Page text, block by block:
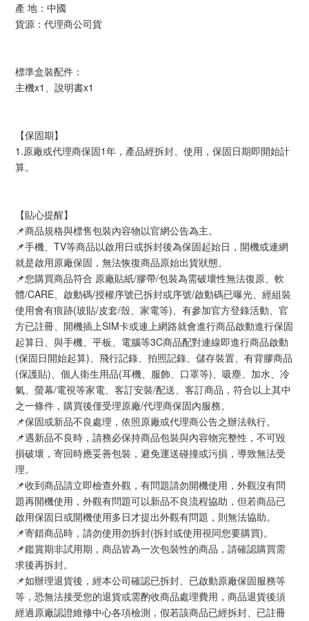
產 地：中國
貨源：代理商公司貨
標準盒裝配件：
主機x1、說明書x1
【保固期】
1.原廠或代理商保固1年，產品經拆封、使用，保固日期即開始計
算。
【貼心提醒】
📌商品規格與標售包裝內容物以官網公告為主。
📌手機、TV等商品以啟用日或拆封後為保固起始日，開機或連網
就是啟用原廠保固，無法恢復商品原始出貨狀態。
📌您購買商品符合 原廠貼紙/膠帶/包裝為需破壞性無法復原、軟
體/CARE、啟動碼/授權序號已拆封或序號/啟動碼已曝光、經組裝
使用會有痕跡(玻貼/皮套/殼、家電等)、有參加官方登錄活動、官
方已註冊、開機插上SIM卡或連上網路就會進行商品啟動進行保固
起算日、與手機、平板、電腦等3C商品配對連線即進行商品啟動
(保固日開始起算)、飛行記錄、拍照記錄、儲存裝置、有背膠商品
(保護貼)、個人衛生用品(耳機、服飾、口罩等)、吸塵、加水、冷
氣、螢幕/電視等家電、客訂安裝/配送、客訂商品，符合以上其中
之一條件，購買後僅受理原廠/代理商保固內服務。
📌保固或新品不良處理，依照原廠或代理商公告之辦法執行。
📌遇新品不良時，請務必保持商品包裝與內容物完整性，不可毀
損破壞，寄回時應妥善包裝，避免運送碰撞或污損，導致無法受
理。
📌收到商品請立即檢查外觀，有問題請勿開機使用，外觀沒有問
題再開機使用，外觀有問題可以新品不良流程協助，但若商品已
啟用保固日或開機使用多日才提出外觀有問題，則無法協助。
📌寄錯商品時，請勿使用勿拆封(拆封或使用視同您要購買)。
📌鑑賞期非試用期，商品皆為一次包裝性的商品，請確認購買需
求後再拆封。
📌如辦理退貨後，經本公司確認已拆封、已啟動原廠保固服務等
等，恐無法接受您的退貨或需酌收商品處理費用，商品退貨後須
經過原廠認證維修中心各項檢測，假若該商品已經拆封、已註冊